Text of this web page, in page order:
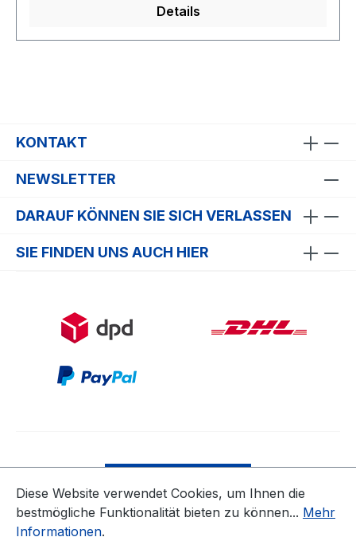
Details
KONTAKT
NEWSLETTER
DARAUF KÖNNEN SIE SICH VERLASSEN
SIE FINDEN UNS AUCH HIER
* Alle Preise inkl. gesetzl. Mehrwertsteuer zzgl.
Diese Website verwendet Cookies, um Ihnen die
bestmögliche Funktionalität bieten zu können... Mehr
Informationen.